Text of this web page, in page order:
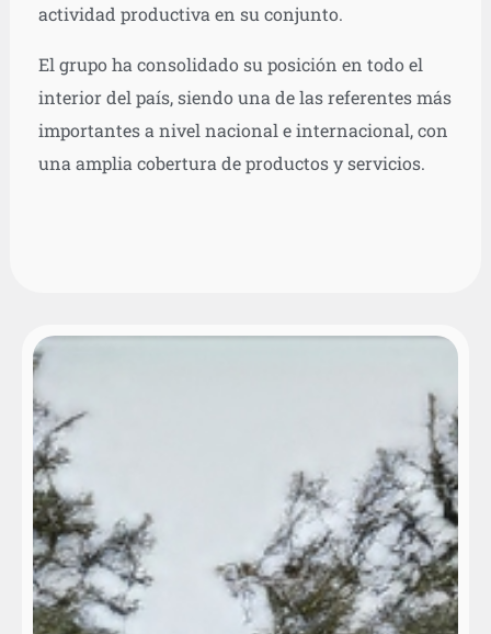
actividad productiva en su conjunto.
El grupo ha consolidado su posición en todo el
interior del país, siendo una de las referentes más
importantes a nivel nacional e internacional, con
una amplia cobertura de productos y servicios.